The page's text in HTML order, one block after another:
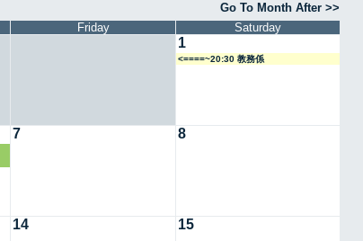
Go To Month After >>
Friday Saturday
1
<====~20:30 教務係
7 8
14 15